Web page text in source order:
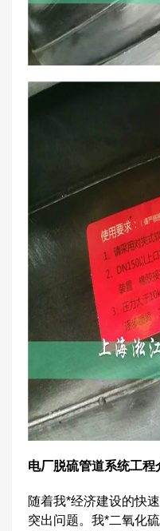
电厂脱硫管道系统工程
随着我*经济建设的快
突出问题。我*二氧化